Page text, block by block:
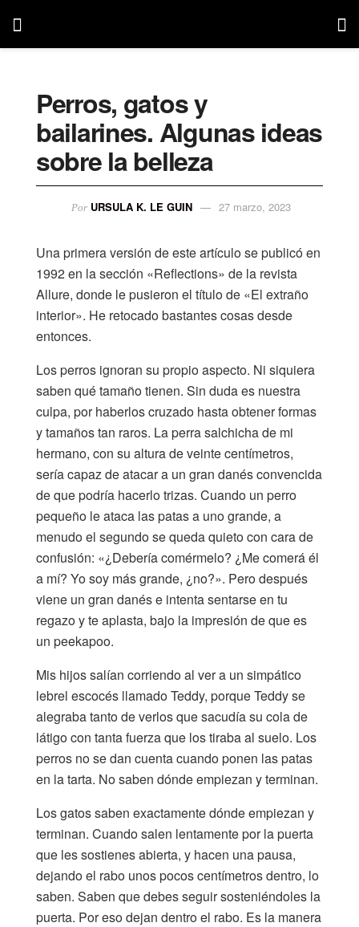
Perros, gatos y
bailarines. Algunas ideas
sobre la belleza
Por URSULA K. LE GUIN 27 marzo, 2023
Una primera versión de este artículo se publicó en
1992 en la sección «Reflections» de la revista
Allure, donde le pusieron el título de «El extraño
interior». He retocado bastantes cosas desde
entonces.
Los perros ignoran su propio aspecto. Ni siquiera
saben qué tamaño tienen. Sin duda es nuestra
culpa, por haberlos cruzado hasta obtener formas
y tamaños tan raros. La perra salchicha de mi
hermano, con su altura de veinte centímetros,
sería capaz de atacar a un gran danés convencida
de que podría hacerlo trizas. Cuando un perro
pequeño le ataca las patas a uno grande, a
menudo el segundo se queda quieto con cara de
confusión: «¿Debería comérmelo? ¿Me comerá él
a mí? Yo soy más grande, ¿no?». Pero después
viene un gran danés e intenta sentarse en tu
regazo y te aplasta, bajo la impresión de que es
un peekapoo.
Mis hijos salían corriendo al ver a un simpático
lebrel escocés llamado Teddy, porque Teddy se
alegraba tanto de verlos que sacudía su cola de
látigo con tanta fuerza que los tiraba al suelo. Los
perros no se dan cuenta cuando ponen las patas
en la tarta. No saben dónde empiezan y terminan.
Los gatos saben exactamente dónde empiezan y
terminan. Cuando salen lentamente por la puerta
que les sostienes abierta, y hacen una pausa,
dejando el rabo unos pocos centímetros dentro, lo
saben. Saben que debes seguir sosteniéndoles la
puerta. Por eso dejan dentro el rabo. Es la manera